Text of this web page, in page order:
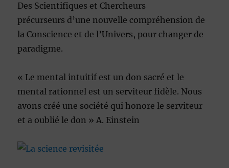
Des Scientifiques et Chercheurs
précurseurs d’une nouvelle compréhension de
la Conscience et de l’Univers, pour changer de
paradigme.
« Le mental intuitif est un don sacré et le
mental rationnel est un serviteur fidèle. Nous
avons créé une société qui honore le serviteur
et a oublié le don » A. Einstein